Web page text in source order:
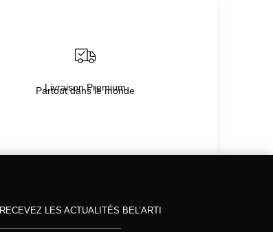
Livraison Premium
Partout dans le monde
RECEVEZ LES ACTUALITÉS BEL’ARTI